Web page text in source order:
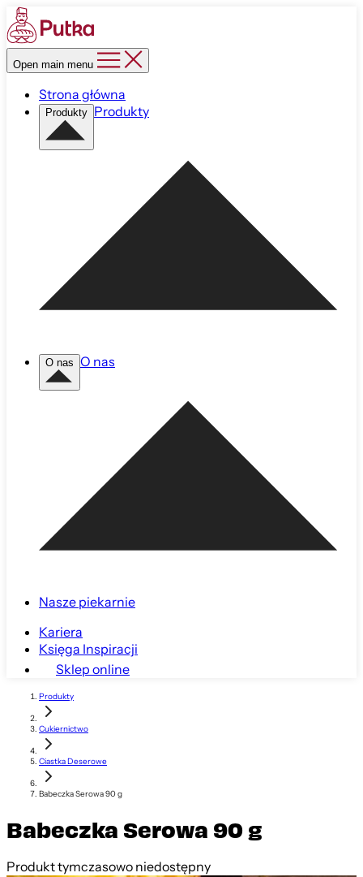
Open main menu
Strona główna
Produkty Produkty
O nas O nas
Nasze piekarnie
Kariera
Księga Inspiracji
Sklep online
Produkty
Cukiernictwo
Ciastka Deserowe
Babeczka Serowa 90 g
Babeczka Serowa 90 g
Produkt tymczasowo niedostępny